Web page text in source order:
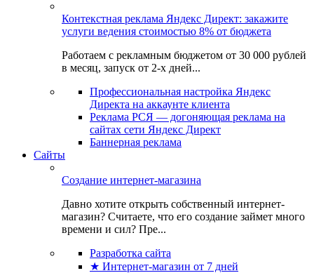
Контекстная реклама Яндекс Директ: закажите
услуги ведения стоимостью 8% от бюджета
Работаем с рекламным бюджетом от 30 000 рублей
в месяц, запуск от 2-х дней...
Профессиональная настройка Яндекс
Директа на аккаунте клиента
Реклама РСЯ — догоняющая реклама на
сайтах сети Яндекс Директ
Баннерная реклама
Сайты
Создание интернет-магазина
Давно хотите открыть собственный интернет-
магазин? Считаете, что его создание займет много
времени и сил? Пре...
Разработка сайта
★ Интернет-магазин от 7 дней